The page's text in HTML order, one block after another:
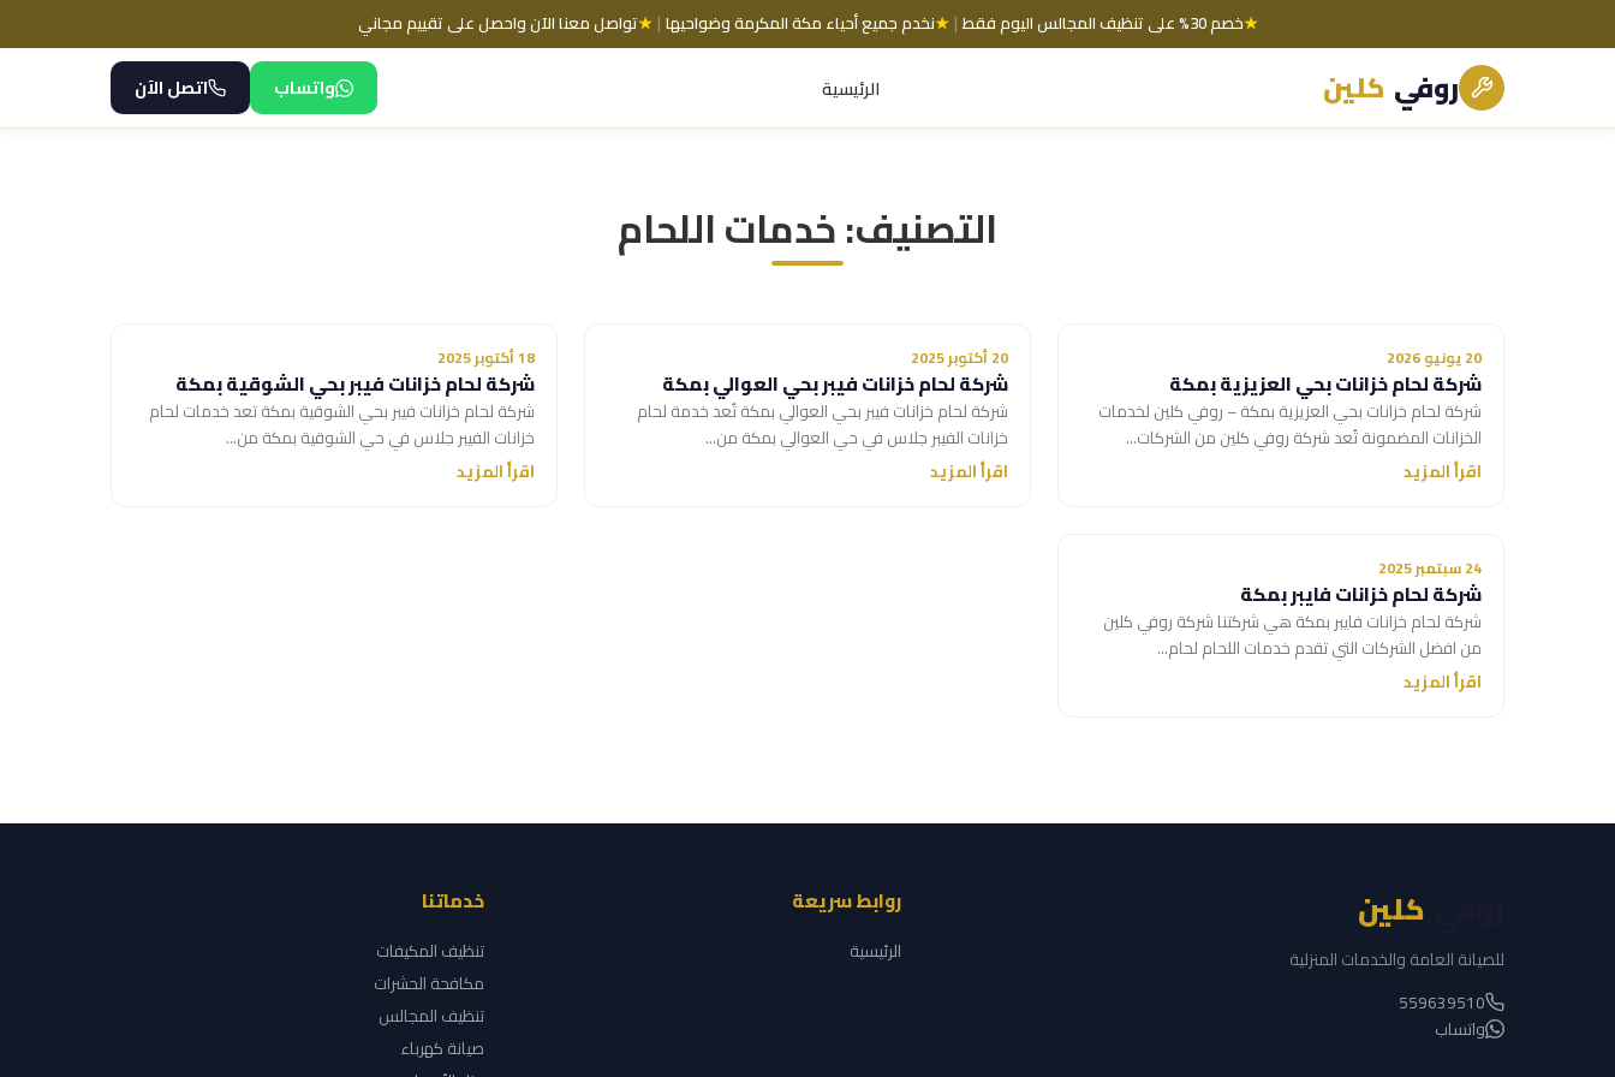
★خصم 30% على تنظيف المجالس اليوم فقط |
★نخدم جميع أحياء مكة المكرمة وضواحيها |
★تواصل معنا الآن واحصل على تقييم مجاني
روفي كلين الرئيسية واتساب اتصل الآن
التصنيف:خدمات اللحام
20 يونيو 2026
شركة لحام خزانات بحي العزيزية بمكة
شركة لحام خزانات بحي العزيزية بمكة – روفي كلين لخدمات
الخزانات المضمونة تُعد شركة روفي كلين من الشركات...
اقرأ المزيد
20 أكتوبر 2025
شركة لحام خزانات فيبر بحي العوالي بمكة
شركة لحام خزانات فيبر بحي العوالي بمكة تُعد خدمة لحام
خزانات الفيبر جلاس في حي العوالي بمكة من...
اقرأ المزيد
18 أكتوبر 2025
شركة لحام خزانات فيبر بحي الشوقية بمكة
شركة لحام خزانات فيبر بحي الشوقية بمكة تعد خدمات لحام
خزانات الفيبر جلاس في حي الشوقية بمكة من...
اقرأ المزيد
24 سبتمبر 2025
شركة لحام خزانات فايبر بمكة
شركة لحام خزانات فايبر بمكة هي شركتنا شركة روفي كلين
من افضل الشركات التي تقدم خدمات اللحام لحام...
اقرأ المزيد
كلين
للصيانة العامة والخدمات المنزلية
559639510
واتساب
روابط سريعة
الرئيسية
خدماتنا
تنظيف المكيفات
مكافحة الحشرات
تنظيف المجالس
صيانة كهرباء